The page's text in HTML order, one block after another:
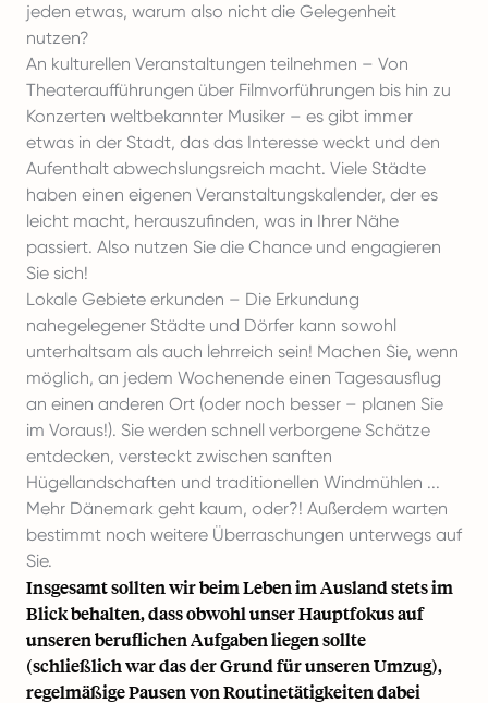
jeden etwas, warum also nicht die Gelegenheit
nutzen?
An kulturellen Veranstaltungen teilnehmen – Von
Theateraufführungen über Filmvorführungen bis hin zu
Konzerten weltbekannter Musiker – es gibt immer
etwas in der Stadt, das das Interesse weckt und den
Aufenthalt abwechslungsreich macht. Viele Städte
haben einen eigenen Veranstaltungskalender, der es
leicht macht, herauszufinden, was in Ihrer Nähe
passiert. Also nutzen Sie die Chance und engagieren
Sie sich!
Lokale Gebiete erkunden – Die Erkundung
nahegelegener Städte und Dörfer kann sowohl
unterhaltsam als auch lehrreich sein! Machen Sie, wenn
möglich, an jedem Wochenende einen Tagesausflug
an einen anderen Ort (oder noch besser – planen Sie
im Voraus!). Sie werden schnell verborgene Schätze
entdecken, versteckt zwischen sanften
Hügellandschaften und traditionellen Windmühlen ...
Mehr Dänemark geht kaum, oder?! Außerdem warten
bestimmt noch weitere Überraschungen unterwegs auf
Sie.
Insgesamt sollten wir beim Leben im Ausland stets im
Blick behalten, dass obwohl unser Hauptfokus auf
unseren beruflichen Aufgaben liegen sollte
(schließlich war das der Grund für unseren Umzug),
regelmäßige Pausen von Routinetätigkeiten dabei